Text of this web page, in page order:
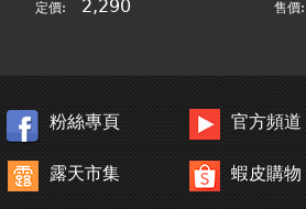
定價: 2,290 售價:
粉絲專頁 官方頻道
露天市集 蝦皮購物